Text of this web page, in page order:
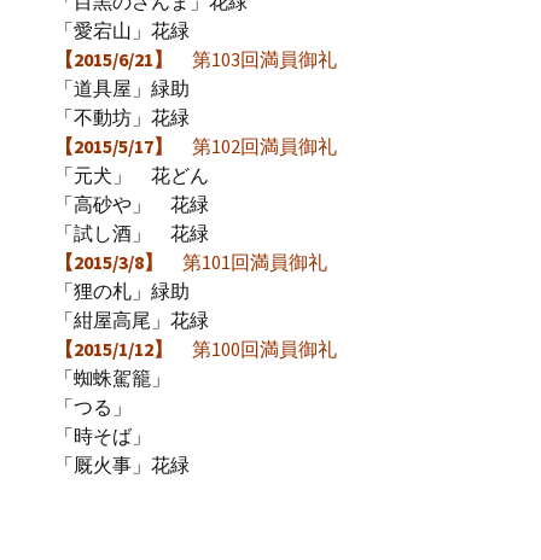
「愛宕山」花緑
【2015/6/21】
第103回満員御礼
「道具屋」緑助
「不動坊」花緑
【2015/5/17】
第102回満員御礼
「元犬」 花どん
「高砂や」 花緑
「試し酒」 花緑
【2015/3/8】
第101回満員御礼
「狸の札」緑助
「紺屋高尾」花緑
【2015/1/12】
第100回満員御礼
「蜘蛛駕籠」
「つる」
「時そば」
「厩火事」花緑